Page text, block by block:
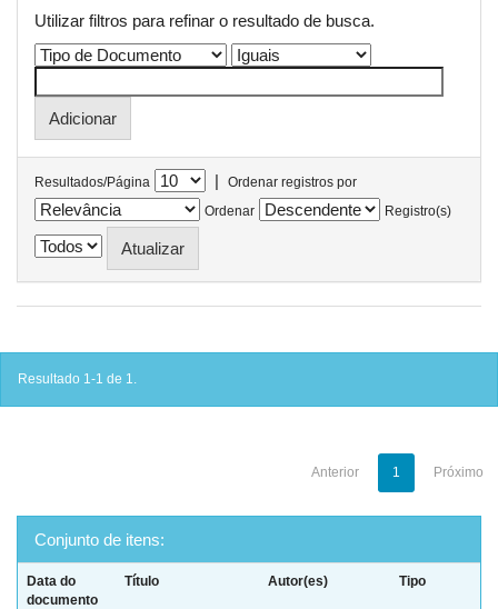
Utilizar filtros para refinar o resultado de busca.
Resultados/Página |
Ordenar registros por
Ordenar
Registro(s)
Resultado 1-1 de 1.
Anterior 1 Próximo
Conjunto de itens:
Data do
documento
Título Autor(es) Tipo